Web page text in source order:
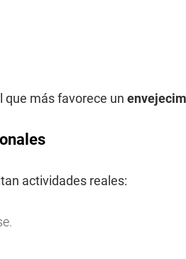
que más favorece un
actividades reales: